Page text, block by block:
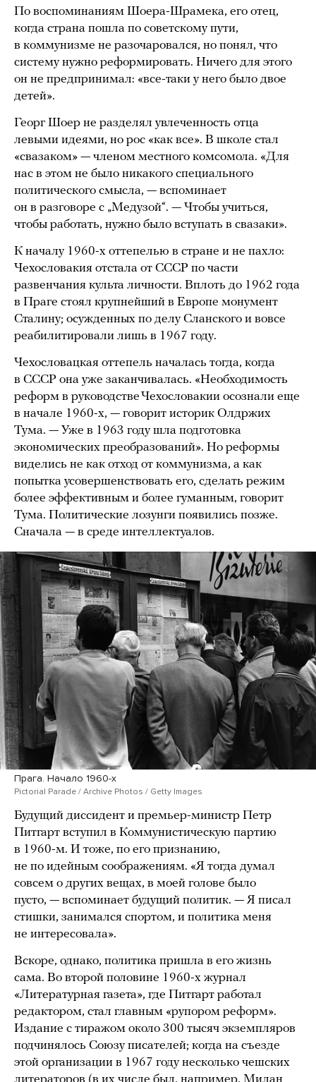
По воспоминаниям Шоера-Шрамека, его отец,
когда страна пошла по советскому пути,
в коммунизме не разочаровался, но понял, что
систему нужно реформировать. Ничего для этого
он не предпринимал: «все-таки у него было двое
детей».
Георг Шоер не разделял увлеченность отца
левыми идеями, но рос «как все». В школе стал
«свазаком» — членом местного комсомола. «Для
нас в этом не было никакого специального
политического смысла, — вспоминает
он в разговоре с „Медузой“. — Чтобы учиться,
чтобы работать, нужно было вступать в свазаки».
К началу 1960-х оттепелью в стране и не пахло:
Чехословакия отстала от СССР по части
развенчания культа личности. Вплоть до 1962 года
в Праге стоял крупнейший в Европе монумент
Сталину; осужденных по делу Сланского и вовсе
реабилитировали лишь в 1967 году.
Чехословацкая оттепель началась тогда, когда
в СССР она уже заканчивалась. «Необходимость
реформ в руководстве Чехословакии осознали еще
в начале 1960-х, — говорит историк Олдржих
Тума. — Уже в 1963 году шла подготовка
экономических преобразований». Но реформы
виделись не как отход от коммунизма, а как
попытка усовершенствовать его, сделать режим
более эффективным и более гуманным, говорит
Тума. Политические лозунги появились позже.
Сначала — в среде интеллектуалов.
Прага. Начало 1960-х
Pictorial Parade / Archive Photos / Getty Images
Будущий диссидент и премьер-министр Петр
Питгарт вступил в Коммунистическую партию
в 1960-м. И тоже, по его признанию,
не по идейным соображениям. «Я тогда думал
совсем о других вещах, в моей голове было
пусто, — вспоминает будущий политик. — Я писал
стишки, занимался спортом, и политика меня
не интересовала».
Вскоре, однако, политика пришла в его жизнь
сама. Во второй половине 1960-х журнал
«Литературная газета», где Питгарт работал
редактором, стал главным «рупором реформ».
Издание с тиражом около 300 тысяч экземпляров
подчинялось Союзу писателей; когда на съезде
этой организации в 1967 году несколько чешских